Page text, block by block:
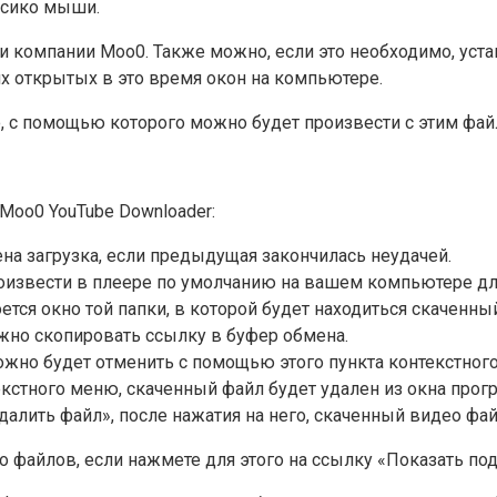
мыши.
Moo0. Также можно, если это необходимо,
открытых в это время окон на компьютере.
помощью которого можно будет произвести с этим
YouTube Downloader:
загрузка, если предыдущая закончилась неудачей.
в плеере по умолчанию на вашем компьютере
окно той папки, в которой будет находиться
скопировать ссылку в буфер обмена.
будет отменить с помощью этого пункта
меню, скаченный файл будет удален из окна
файл», после нажатия на него, скаченный видео
если нажмете для этого на ссылку «Показать